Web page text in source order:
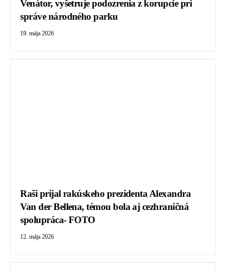
Venátor, vyšetruje podozrenia z korupcie pri
správe národného parku
19. mája 2026
Raši prijal rakúskeho prezidenta Alexandra
Van der Bellena, témou bola aj cezhraničná
spolupráca- FOTO
12. mája 2026